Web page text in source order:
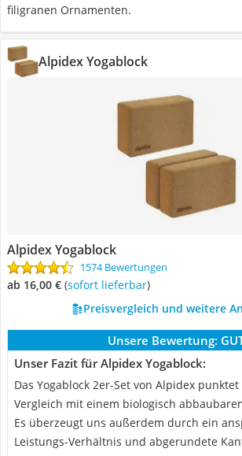
filigranen Ornamenten.
Alpidex Yogablock
Alpidex Yogablock
1574 Bewertungen
ab 16,00 € ( Sofort lieferbar)
Preisvergleich und weitere
Unsere Bewertung:
Unser Fazit für Alpidex Yogablock:
Das Yogablock 2er-Set von Alpidex
Vergleich mit einem biologisch
Es überzeugt uns außerdem durch ein
Leistungs-Verhältnis und abgerundete